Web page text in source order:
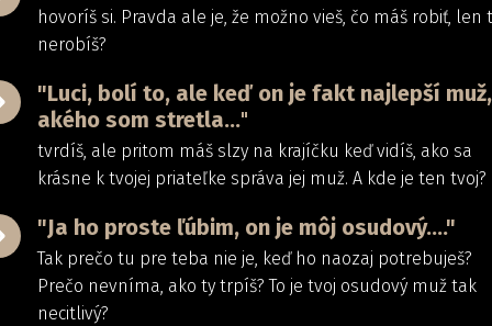
hovoríš si. Pravda ale je, že možno vieš, čo máš robiť, len
nerobíš?
"Luci, bolí to, ale keď on je fakt najlepší muž,
akého som stretla..."
tvrdíš, ale pritom máš slzy na krajíčku keď vidíš, ako sa
krásne k tvojej priateľke správa jej muž. A kde je ten tvoj?
"Ja ho proste ľúbim, on je môj osudový...."
Tak prečo tu pre teba nie je, keď ho naozaj potrebuješ?
Prečo nevníma, ako ty trpíš? To je tvoj osudový muž tak
necitlivý?